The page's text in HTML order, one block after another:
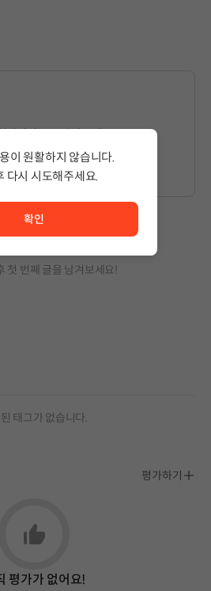
시려면로그인해주세요.
첫 번째 글을 남겨보세요!
태그가 없습니다.
평가하기
평가가 없어요!
이 원활하지 않습니다.
다시 시도해주세요.
확인